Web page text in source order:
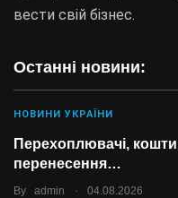
Останні новини:
НОВИНИ УКРАЇНИ
Перехоплювачі, кошти
перенесення…
By admin . 04.08.2026
вести свій бізнес.